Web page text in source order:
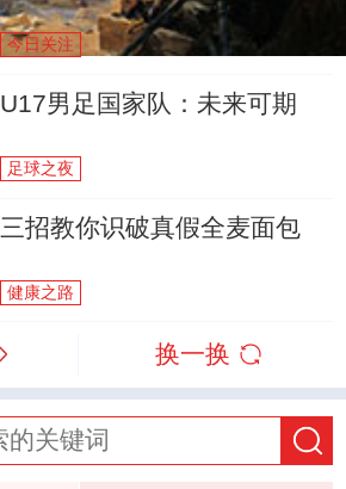
今日关注
U17男足国家队：未来可期
足球之夜
三招教你识破真假全麦面包
健康之路
换一换